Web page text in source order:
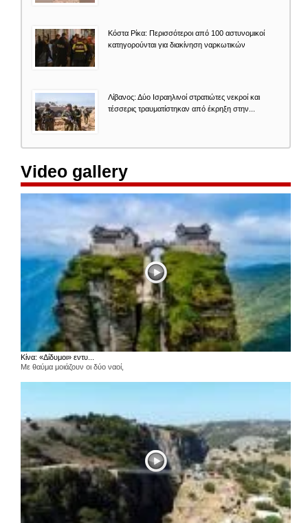
Κόστα Ρίκα: Περισσότεροι από 100 αστυνομικοί
κατηγορούνται για διακίνηση ναρκωτικών
Λίβανος: Δύο Ισραηλινοί στρατιώτες νεκροί και
τέσσερις τραυματίστηκαν από έκρηξη στην...
Video gallery
Κίνα: «Δίδυμοι» εντυ...
Με θαύμα μοιάζουν οι δύο ναοί,